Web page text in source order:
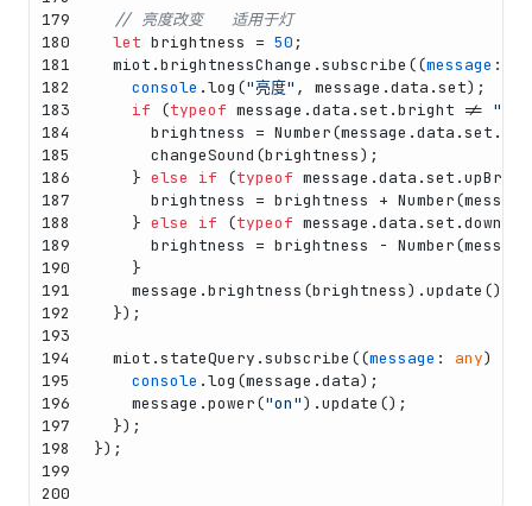
179
180
181
182
183
184
185
186
187
188
189
190
191
192
193
194
195
196
197
198
199
200
// 亮度改变   适用于灯
let brightness = 50 ;
  miot.
brightnessChange .subscribe ((message :
console .log ("亮度" , message.data .set);
if (typeof message.data .set .bright !=
      brightness =
Number(message.data .set .
changeSound (brightness);
    }
else if (typeof message.data .set .
      brightness = brightness +
Number
    }
else if (typeof message.data .set .
      brightness = brightness -
Number
    }
    message.
brightness (brightness).update ();
  });
  miot.
stateQuery .subscribe ((message : any) =>
console .log (message.data);
    message.
power("on").update ();
  });
});